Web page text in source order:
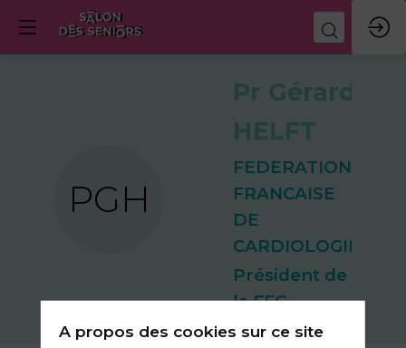
PGH
Pr Gérard
HELFT
FEDERATION
FRANCAISE
DE
CARDIOLOGIE
Président de
la FFC
A propos des cookies sur ce site